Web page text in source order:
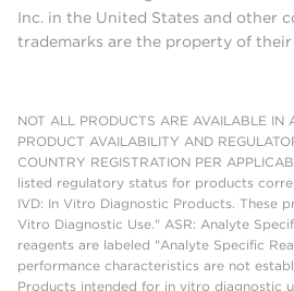
Inc. in the United States and other
trademarks are the property of
NOT ALL PRODUCTS ARE AVAILABLE IN
PRODUCT AVAILABILITY AND
COUNTRY REGISTRATION PER
listed regulatory status for products
IVD: In Vitro Diagnostic Products. These
Vitro Diagnostic Use." ASR: Analyte
reagents are labeled "Analyte Specific
performance characteristics are not
Products intended for in vitro diagnostic